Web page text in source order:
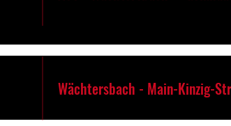
Wächtersbach - Main-Kinzig-